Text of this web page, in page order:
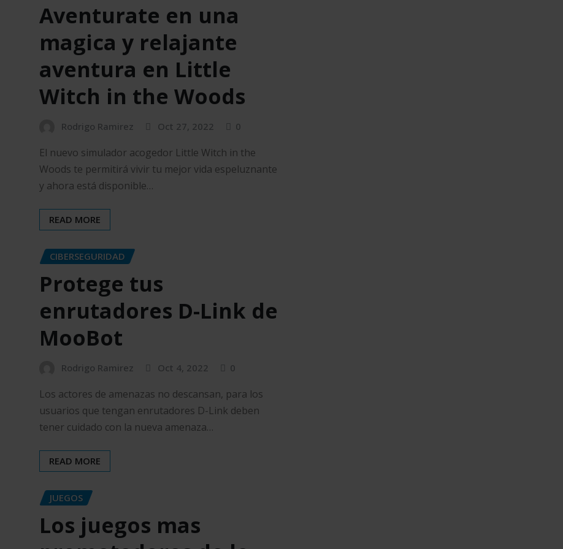
Aventurate en una
magica y relajante
aventura en Little
Witch in the Woods
Rodrigo Ramirez Oct 27, 2022 0
El nuevo simulador acogedor Little Witch in the
Woods te permitirá vivir tu mejor vida espeluznante
y ahora está disponible…
READ MORE
CIBERSEGURIDAD
Protege tus
enrutadores D-Link de
MooBot
Rodrigo Ramirez Oct 4, 2022 0
Los actores de amenazas no descansan, para los
usuarios que tengan enrutadores D-Link deben
tener cuidado con la nueva amenaza…
READ MORE
JUEGOS
Los juegos mas